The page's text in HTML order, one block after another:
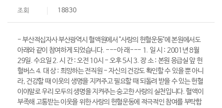
조회 18830
- 부산적십자사 부산광역시 혈액원에서 "사랑의 헌혈운동"에 본원에서도
아래와 같이 참여하게 되었습니다. ---아 래--- 1. 일 시 : 2001년 8월
29일. 수요일 2. 시 간 : 오전 10시 - 오후 5시 3. 장 소 : 본원 응급실 앞 헌
혈버스 4. 대 상 : 희망하는 전직원 - 자신의 건강도 확인할 수 있을 뿐 아니
라, 건강할 때 이웃의 생명을 지켜주고 필요할 때 되돌려 받을 수 있는 헌혈
이야말로 우리 모두의 생명을 지켜주는 숭고한 사랑의 실천입니다. 혈액이
부족해 고통받는 이웃을 위한 사랑의 헌혈운동에 적극적인 참여를 부탁합